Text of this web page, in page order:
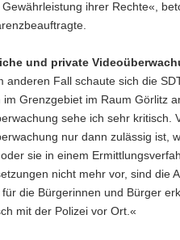
ihrer Rechte«,
und private
anderen Fall schaute sich die
im Grenzgebiet im Raum Görlitz
sehe ich sehr kritisch.
nur dann zulässig ist,
sie in einem
nicht mehr vor, sind die
die Bürgerinnen und Bürger
mit der Polizei vor Ort.«